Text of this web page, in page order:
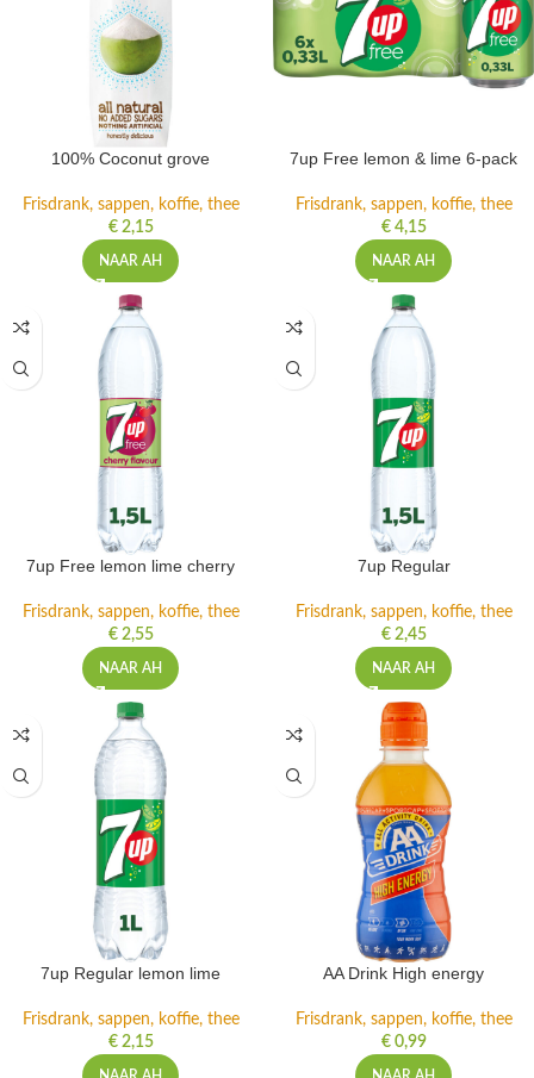
100% Coconut grove
Frisdrank, sappen, koffie, thee
€2,15
NAAR AH
7up Free lemon & lime 6-pack
Frisdrank, sappen, koffie, thee
€4,15
NAAR AH
7up Free lemon lime cherry
Frisdrank, sappen, koffie, thee
€2,55
NAAR AH
7up Regular
Frisdrank, sappen, koffie, thee
€2,45
NAAR AH
7up Regular lemon lime
Frisdrank, sappen, koffie, thee
€2,15
AA Drink High energy
Frisdrank, sappen, koffie, thee
€0,99